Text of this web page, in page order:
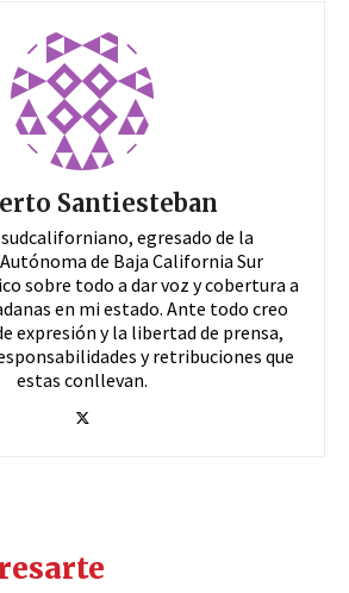
Santiesteban
egresado de la
de Baja California Sur
sobre todo a dar voz y cobertura a
en mi estado. Ante todo creo
expresión y la libertad de prensa,
y retribuciones que
estas conllevan.